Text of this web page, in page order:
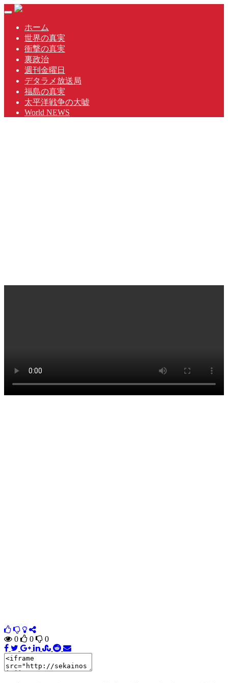
Skip
content
Toggle
navigationホーム
世界の真実
衝撃の真実
裏政治
週刊金曜日
デタラメ放送局
福島の真実
太平洋戦争の大嘘
World NEWS
0 0 0